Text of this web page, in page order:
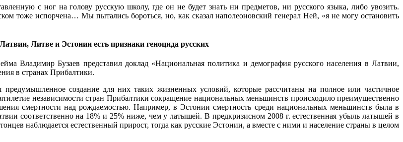
с ног на голову русскую школу, где он не будет знать ни предметов, ни русского языка, либо увозить.
тоже испорчена… Мы пытались бороться, но, как сказал наполеоновский генерал Ней, «я не могу остановить
Литве и Эстонии есть признаки геноцида русских
Владимир Бузаев представил доклад «Национальная политика и демография русского населения в Латвии,
в странах Прибалтики.
создание для них таких жизненных условий, которые рассчитаны на полное или частичное
независимости стран Прибалтики сокращение национальных меньшинств происходило преимущественно
смертности над рождаемостью. Например, в Эстонии смертность среди национальных меньшинств была в
соответственно на 18% и 25% ниже, чем у латышей. В предкризисном 2008 г. естественная убыль латышей в
наблюдается естественный прирост, тогда как русские Эстонии, а вместе с ними и население страны в целом